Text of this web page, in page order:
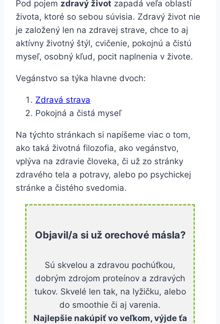
Pod pojem zdravý život zapadá veľa oblastí
života, ktoré so sebou súvisia. Zdravý život nie
je založený len na zdravej strave, chce to aj
aktívny životný štýl, cvičenie, pokojnú a čistú
myseľ, osobný kľud, pocit naplnenia v živote.
Vegánstvo sa týka hlavne dvoch:
Zdravá strava
Pokojná a čistá myseľ
Na týchto stránkach si napíšeme viac o tom,
ako taká životná filozofia, ako vegánstvo,
vplýva na zdravie človeka, či už zo stránky
zdravého tela a potravy, alebo po psychickej
stránke a čistého svedomia.
Objavil/a si už orechové másla?
Sú skvelou a zdravou pochúťkou,
dobrým zdrojom proteínov a zdravých
tukov. Skvelé len tak, na lyžičku, alebo
do smoothie či aj varenia.
Najlepšie nakúpiť vo veľkom, výjde ťa